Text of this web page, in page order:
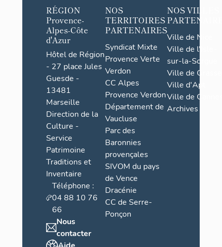
RÉGION
Provence-
Alpes-Côte
d'Azur
Hôtel de Région
- 27 place Jules
Guesde -
13481
Marseille
Direction de la
Culture -
Service
Patrimoine
Traditions et
Inventaire
Téléphone :
04 88 10 76
66
Nous
contacter
NOS
TERRITOIRES
PARTENAIRES
Syndicat Mixte
Provence Verte
Verdon
CC Alpes
Provence Verdon
Département de
Vaucluse
Parc des
Baronnies
provençales
SIVOM du pays
de Vence
Dracénie
CC de Serre-
Ponçon
NOS VILLES
Ville de Nice
Ville de l'Isle-
sur-la-Sorgue
Ville de Grasse
Ville d'Apt
Ville de
Archives